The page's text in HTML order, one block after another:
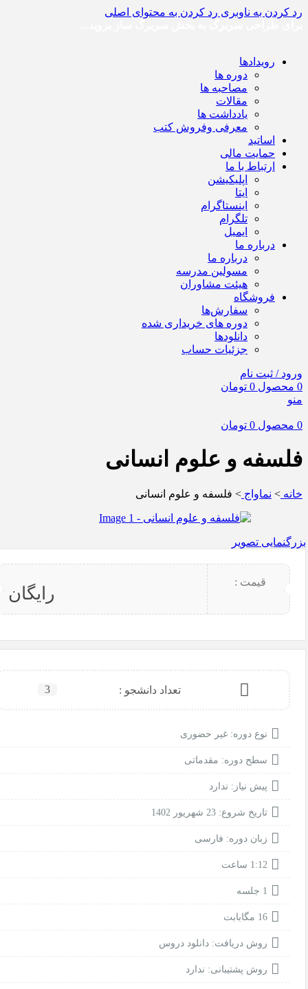
رد کردن به ناوبری رد کردن به محتوای اصلی
رویدادها
دوره ها
مصاحبه ها
مقالات
یادداشت ها
معرفی وفروش کتب
اساتید
حمایت مالی
ارتباط با ما
اپلیکیشن
ایتا
اینستاگرام
تلگرام
ایمیل
درباره ما
درباره ما
مسولین مدرسه
هیئت مشاوران
فروشگاه
سفارش‌ها
دوره های خریداری شده
دانلودها
جزئیات حساب
ورود / ثبت نام
0 محصول 0 تومان
منو
0 محصول 0 تومان
فلسفه و علوم انسانی
خانه نماواج فلسفه و علوم انسانی
بزرگنمایی تصویر
قیمت :
رایگان
تعداد دانشجو : 3
نوع دوره: غیر حضوری
سطح دوره: مقدماتی
پیش نیاز: ندارد
تاریخ شروع: 23 شهریور 1402
زبان دوره: فارسی
1:12 ساعت
1 جلسه
16 مگابابت
روش دریافت: دانلود دروس
روش پشتیبانی: ندارد